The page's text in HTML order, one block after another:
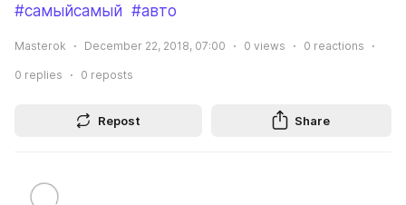
#самыйсамый #авто
Masterok December 22, 2018, 07:00 0 views 0 reactions
0 replies 0 reposts
Repost Share